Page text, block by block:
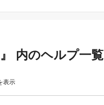
』 内のヘルプ一覧
表示